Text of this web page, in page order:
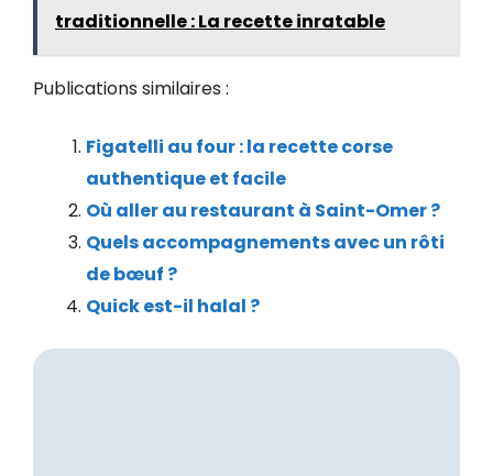
traditionnelle : La recette inratable
Publications similaires :
Figatelli au four : la recette corse
authentique et facile
Où aller au restaurant à Saint-Omer ?
Quels accompagnements avec un rôti
de bœuf ?
Quick est-il halal ?